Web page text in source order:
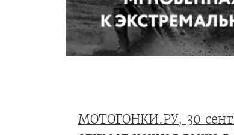
МОТОГОНКИ.РУ, 30